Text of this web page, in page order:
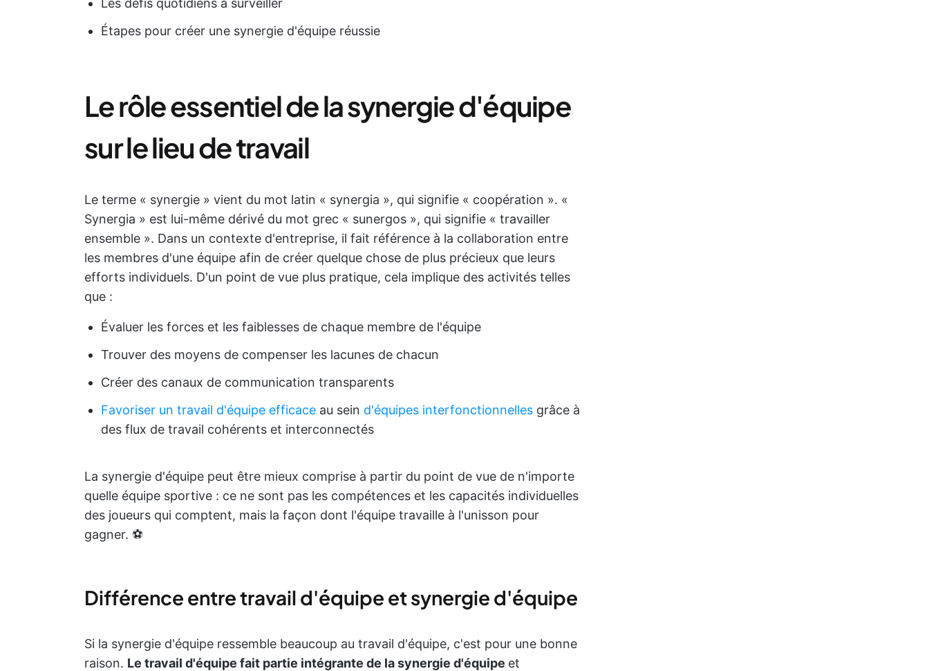
Les défis quotidiens à surveiller
Étapes pour créer une synergie d'équipe réussie
Le rôle essentiel de la synergie d'équipe
sur le lieu de travail
Le terme « synergie » vient du mot latin « synergia », qui signifie « coopération ». «
Synergia » est lui-même dérivé du mot grec « sunergos », qui signifie « travailler
ensemble ». Dans un contexte d'entreprise, il fait référence à la collaboration entre
les membres d'une équipe afin de créer quelque chose de plus précieux que leurs
efforts individuels. D'un point de vue plus pratique, cela implique des activités telles
que :
Évaluer les forces et les faiblesses de chaque membre de l'équipe
Trouver des moyens de compenser les lacunes de chacun
Créer des canaux de communication transparents
Favoriser un travail d'équipe efficace au sein d'équipes interfonctionnelles grâce à
des flux de travail cohérents et interconnectés
La synergie d'équipe peut être mieux comprise à partir du point de vue de n'importe
quelle équipe sportive : ce ne sont pas les compétences et les capacités individuelles
des joueurs qui comptent, mais la façon dont l'équipe travaille à l'unisson pour
gagner. ⚽
Différence entre travail d'équipe et synergie d'équipe
Si la synergie d'équipe ressemble beaucoup au travail d'équipe, c'est pour une bonne
raison. Le travail d'équipe fait partie intégrante de la synergie d'équipe et